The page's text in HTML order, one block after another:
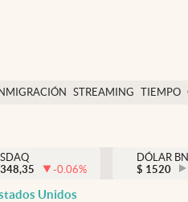
INMIGRACIÓN STREAMING TIEMPO
México
-0.06%
DÓLAR
$ 1520
Unidos